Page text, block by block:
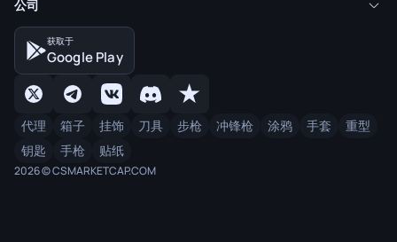
公司
获取于
Google Play
代理 箱子 挂饰 刀具 步枪 冲锋枪 涂鸦 手套
重型
钥匙
手枪 贴纸
2026 © CSMARKETCAP.COM